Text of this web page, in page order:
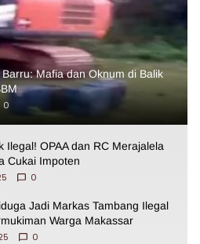
Mafia dan Oknum di Balik
0
Ilegal! OPAA dan RC Merajalela
Cukai Impoten
0
Jadi Markas Tambang Ilegal
Warga Makassar
0